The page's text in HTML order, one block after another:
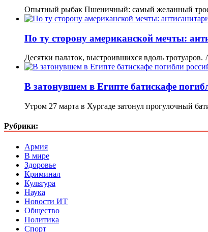
Опытный рыбак Пшеничный: самый желанный
По ту сторону американской мечты:
Десятки палаток, выстроившихся вдоль
В затонувшем в Египте батискафе
Утром 27 марта в Хургаде затонул прогулочный
Рубрики:
Армия
В мире
Здоровье
Криминал
Культура
Наука
Новости ИТ
Общество
Политика
Спорт